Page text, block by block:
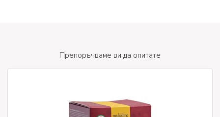
Препоръчваме ви да опитате